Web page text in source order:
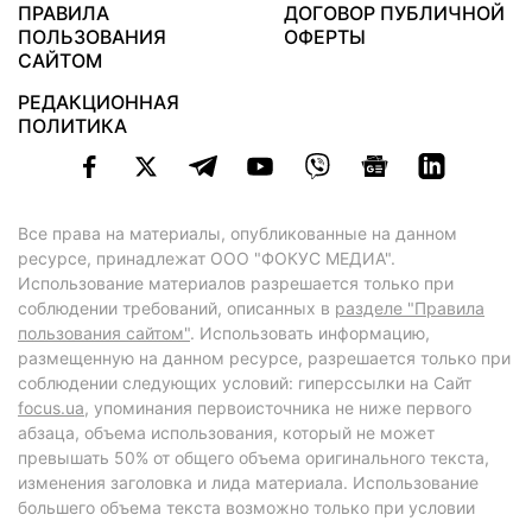
ПРАВИЛА
ПОЛЬЗОВАНИЯ
САЙТОМ
ДОГОВОР ПУБЛИЧНОЙ
ОФЕРТЫ
РЕДАКЦИОННАЯ
ПОЛИТИКА
Все права на материалы, опубликованные на данном
ресурсе, принадлежат ООО "ФОКУС МЕДИА".
Использование материалов разрешается только при
соблюдении требований, описанных в разделе "Правила
пользования сайтом". Использовать информацию,
размещенную на данном ресурсе, разрешается только при
соблюдении следующих условий: гиперссылки на Сайт
focus.ua, упоминания первоисточника не ниже первого
абзаца, объема использования, который не может
превышать 50% от общего объема оригинального текста,
изменения заголовка и лида материала. Использование
большего объема текста возможно только при условии